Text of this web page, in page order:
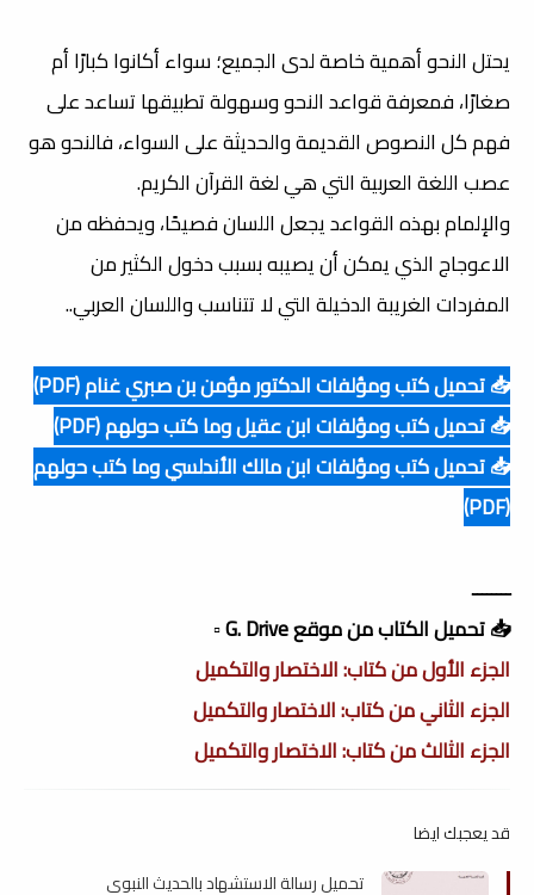
يحتل النحو أهمية خاصة لدى الجميع؛ سواء أكانوا كبارًا أم
صغارًا، فمعرفة قواعد النحو وسهولة تطبيقها تساعد على
فهم كل النصوص القديمة والحديثة على السواء، فالنحو هو
عصب اللغة العربية التي هي لغة القرآن الكريم.
والإلمام بهذه القواعد يجعل اللسان فصيحًا، ويحفظه من
الاعوجاج الذي يمكن أن يصيبه بسبب دخول الكثير من
المفردات الغريبة الدخيلة التي لا تتناسب واللسان العربي..
📥 تحميل كتب ومؤلفات الدكتور مؤمن بن صبري غنام (PDF)
📥 تحميل كتب ومؤلفات ابن عقيل وما كتب حولهم (PDF)
📥 تحميل كتب ومؤلفات ابن مالك الأندلسي وما كتب حولهم
(PDF)
ــــــــ
📥 تحميل الكتاب من موقع G. Drive ▫️
الجزء الأول من كتاب: الاختصار والتكميل
الجزء الثاني من كتاب: الاختصار والتكميل
الجزء الثالث من كتاب: الاختصار والتكميل
قد يعجبك ايضا
تحميل رسالة الاستشهاد بالحديث النبوى